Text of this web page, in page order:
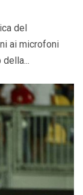
del
ai microfoni